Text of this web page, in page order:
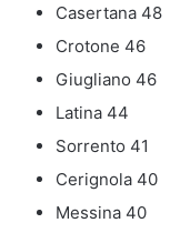
Casertana 48
Crotone 46
Giugliano 46
Latina 44
Sorrento 41
Cerignola 40
Messina 40